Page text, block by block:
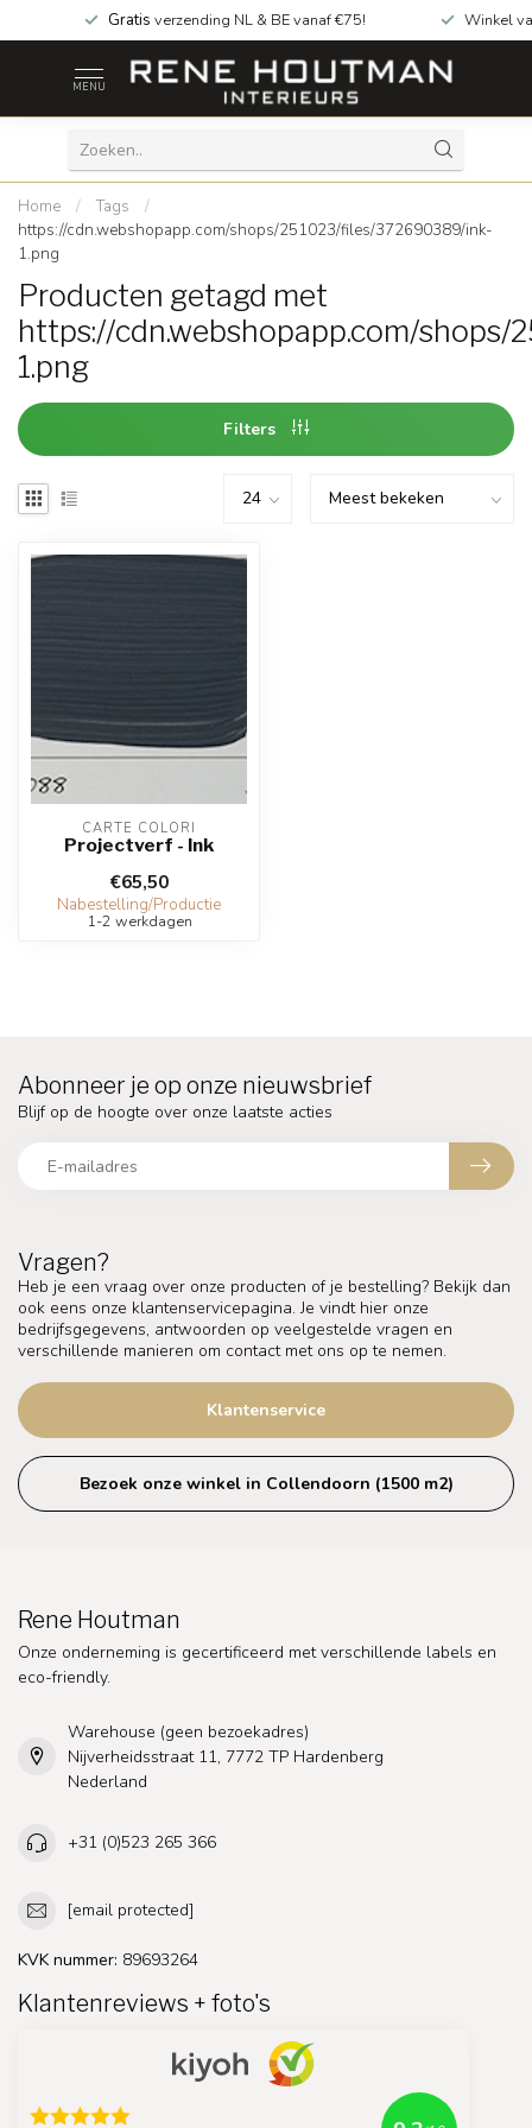
Gratis verzending NL & BE vanaf €75! Winkel
MENU
Home / Tags
/
https://cdn.webshopapp.com/shops/251023/files/372690389/ink-
1.png
Producten getagd met
https://cdn.webshopapp.com/
1.png
Filters
CARTE COLORI
Projectverf - Ink
€65,50
Nabestelling/Productie
1-2 werkdagen
Vragen?
Heb je een vraag over onze producten of je bestelling? Bekijk dan
ook eens onze klantenservicepagina. Je vindt hier onze
bedrijfsgegevens, antwoorden op veelgestelde vragen en
verschillende manieren om contact met ons op te nemen.
Klantenservice
Bezoek onze winkel in Collendoorn (1500 m2)
Abonneer je op onze nieuwsbrief
Blijf op de hoogte over onze laatste acties
Rene Houtman
Onze onderneming is gecertificeerd met verschillende labels en
eco-friendly.
Warehouse (geen bezoekadres)
Nijverheidsstraat 11, 7772 TP Hardenberg
Nederland
+31 (0)523 265 366
[email protected]
KVK nummer: 89693264
Klantenreviews + foto's